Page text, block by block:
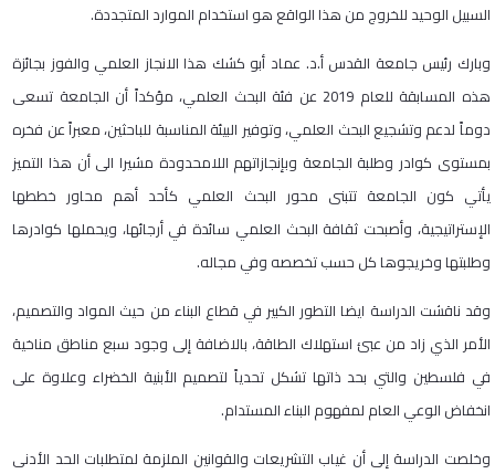
السبيل الوحيد للخروج من هذا الواقع هو استخدام الموارد المتجددة.
وبارك رئيس جامعة القدس أ.د. عماد أبو كشك هذا الانجاز العلمي والفوز بجائزة
هذه المسابقة للعام 2019 عن فئة البحث العلمي، مؤكداً أن الجامعة تسعى
دوماً لدعم وتشجيع البحث العلمي، وتوفير البيئة المناسبة للباحثين، معبراً عن فخره
بمستوى كوادر وطلبة الجامعة وبإنجازاتهم اللامحدودة مشيرا الى أن هذا التميز
يأتي كون الجامعة تتبنى محور البحث العلمي كأحد أهم محاور خططها
الإستراتيجية، وأصبحت ثقافة البحث العلمي سائدة في أرجائها، ويحملها كوادرها
وطلبتها وخريجوها كل حسب تخصصه وفي مجاله.
وقد ناقشت الدراسة ايضا التطور الكبير في قطاع البناء من حيث المواد والتصميم،
الأمر الذي زاد من عبئ استهلاك الطاقة، بالاضافة إلى وجود سبع مناطق مناخية
في فلسطين والتي بحد ذاتها تشكل تحدياً لتصميم الأبنية الخضراء وعلاوة على
انخفاض الوعي العام لمفهوم البناء المستدام.
وخلصت الدراسة إلى أن غياب التشريعات والقوانين الملزمة لمتطلبات الحد الأدنى